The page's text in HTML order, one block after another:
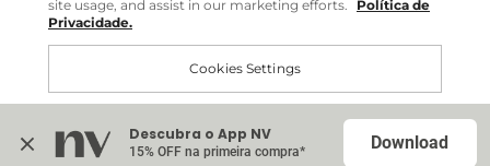
Comprar no site internacional
InternacionalDescubra o App NV
15% OFF na primeira compra* Download
site usage, and assist in our marketing efforts.
Política de
Privacidade.
Cookies Settings
Accept All Cookies